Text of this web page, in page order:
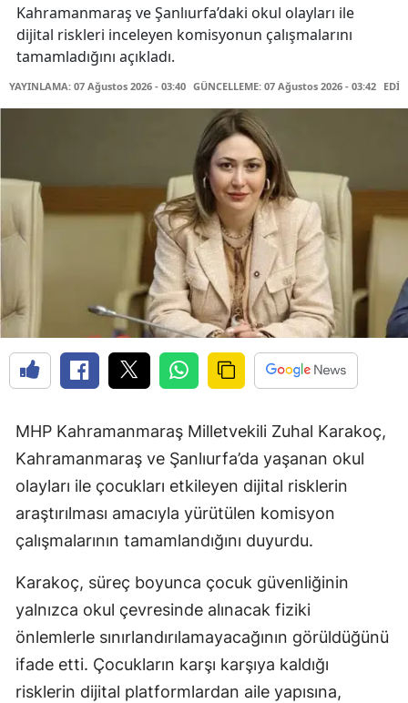
Kahramanmaraş ve Şanlıurfa’daki okul olayları ile
dijital riskleri inceleyen komisyonun çalışmalarını
tamamladığını açıkladı.
YAYINLAMA: 07 Ağustos 2026 - 03:40 GÜNCELLEME: 07 Ağustos 2026 - 03:42
MHP Kahramanmaraş Milletvekili Zuhal Karakoç,
Kahramanmaraş ve Şanlıurfa’da yaşanan okul
olayları ile çocukları etkileyen dijital risklerin
araştırılması amacıyla yürütülen komisyon
çalışmalarının tamamlandığını duyurdu.
Karakoç, süreç boyunca çocuk güvenliğinin
yalnızca okul çevresinde alınacak fiziki
önlemlerle sınırlandırılamayacağının görüldüğünü
ifade etti. Çocukların karşı karşıya kaldığı
risklerin dijital platformlardan aile yapısına,